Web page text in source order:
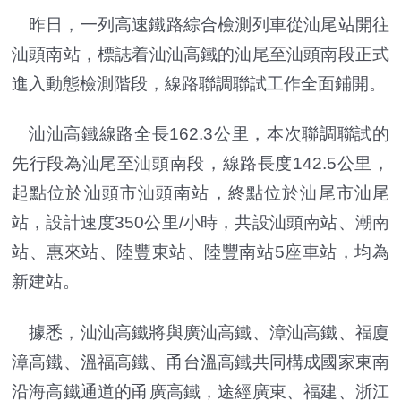
昨日，一列高速鐵路綜合檢測列車從汕尾站開往
汕頭南站，標誌着汕汕高鐵的汕尾至汕頭南段正式
進入動態檢測階段，線路聯調聯試工作全面鋪開。
汕汕高鐵線路全長162.3公里，本次聯調聯試的
先行段為汕尾至汕頭南段，線路長度142.5公里，
起點位於汕頭市汕頭南站，終點位於汕尾市汕尾
站，設計速度350公里/小時，共設汕頭南站、潮南
站、惠來站、陸豐東站、陸豐南站5座車站，均為
新建站。
據悉，汕汕高鐵將與廣汕高鐵、漳汕高鐵、福廈
漳高鐵、溫福高鐵、甬台溫高鐵共同構成國家東南
沿海高鐵通道的甬廣高鐵，途經廣東、福建、浙江